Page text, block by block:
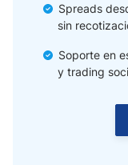
Spreads
sin
Soporte en
y trading